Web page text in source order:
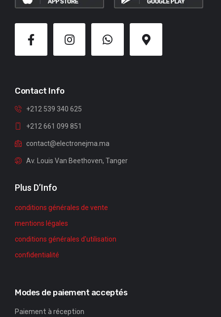
Contact Info
+212 539 340 625
+212 661 099 851
contact@electronejma.ma
Av. Louis Van Beethoven, Tanger
Plus D’Info
conditions générales de vente
mentions légales
conditions générales d'utilisation
confidentialité
Modes de paiement acceptés
Paiement à réception